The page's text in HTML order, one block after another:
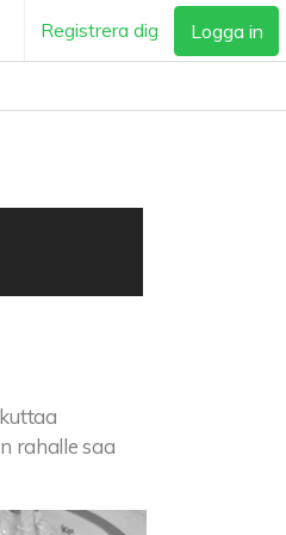
Registrera dig Logga in
rahalle saa